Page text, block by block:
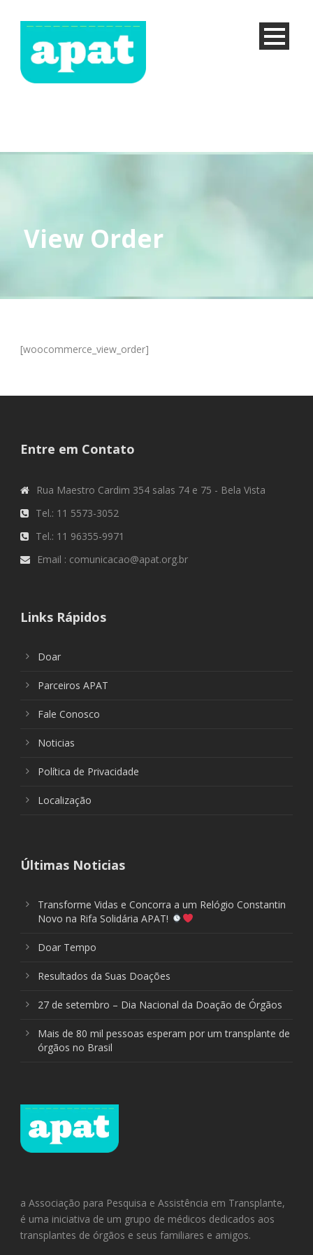
View Order
[woocommerce_view_order]
Entre em Contato
Rua Maestro Cardim 354 salas 74 e 75 - Bela Vista
Tel.: 11 5573-3052
Tel.: 11 96355-9971
Email : comunicacao@apat.org.br
Links Rápidos
Doar
Parceiros APAT
Fale Conosco
Noticias
Política de Privacidade
Localização
Últimas Noticias
Transforme Vidas e Concorra a um Relógio Constantin
Novo na Rifa Solidária APAT!
Doar Tempo
Resultados da Suas Doações
27 de setembro – Dia Nacional da Doação de Órgãos
Mais de 80 mil pessoas esperam por um transplante de
órgãos no Brasil
a Associação para Pesquisa e Assistência em Transplante,
é uma iniciativa de um grupo de médicos dedicados aos
transplantes de órgãos e seus familiares e amigos.